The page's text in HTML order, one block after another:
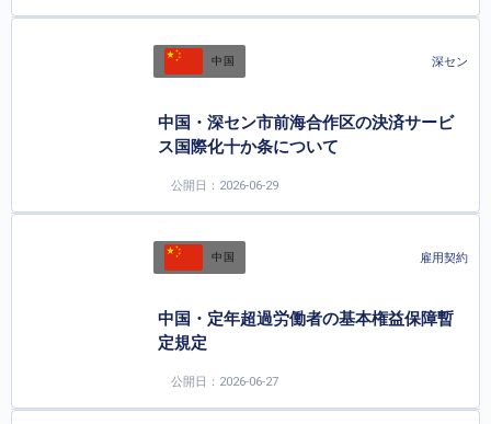
中国 深セン
中国・深セン市前海合作区の決済サービ
ス国際化十か条について
公開日：2026-06-29
中国 雇用契約
中国・定年超過労働者の基本権益保障暫
定規定
公開日：2026-06-27